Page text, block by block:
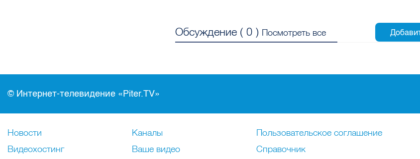
Обсуждение (0 ) Посмотреть все
© Интернет-телевидение «Piter.TV»
Новости
Видеохостинг
Каналы
Ваше видео
Пользовательское соглашение
Справочник